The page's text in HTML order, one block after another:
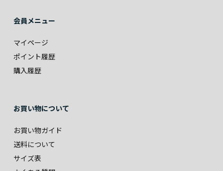
会員メニュー
マイページ
ポイント履歴
購入履歴
お買い物について
お買い物ガイド
送料について
サイズ表